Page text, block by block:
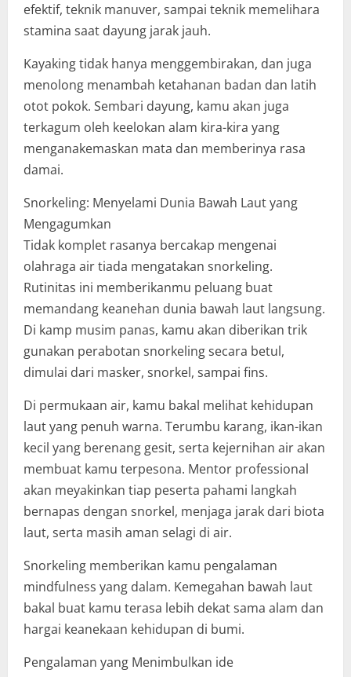
efektif, teknik manuver, sampai teknik memelihara
stamina saat dayung jarak jauh.
Kayaking tidak hanya menggembirakan, dan juga
menolong menambah ketahanan badan dan latih
otot pokok. Sembari dayung, kamu akan juga
terkagum oleh keelokan alam kira-kira yang
menganakemaskan mata dan memberinya rasa
damai.
Snorkeling: Menyelami Dunia Bawah Laut yang
Mengagumkan
Tidak komplet rasanya bercakap mengenai
olahraga air tiada mengatakan snorkeling.
Rutinitas ini memberikanmu peluang buat
memandang keanehan dunia bawah laut langsung.
Di kamp musim panas, kamu akan diberikan trik
gunakan perabotan snorkeling secara betul,
dimulai dari masker, snorkel, sampai fins.
Di permukaan air, kamu bakal melihat kehidupan
laut yang penuh warna. Terumbu karang, ikan-ikan
kecil yang berenang gesit, serta kejernihan air akan
membuat kamu terpesona. Mentor professional
akan meyakinkan tiap peserta pahami langkah
bernapas dengan snorkel, menjaga jarak dari biota
laut, serta masih aman selagi di air.
Snorkeling memberikan kamu pengalaman
mindfulness yang dalam. Kemegahan bawah laut
bakal buat kamu terasa lebih dekat sama alam dan
hargai keanekaan kehidupan di bumi.
Pengalaman yang Menimbulkan ide